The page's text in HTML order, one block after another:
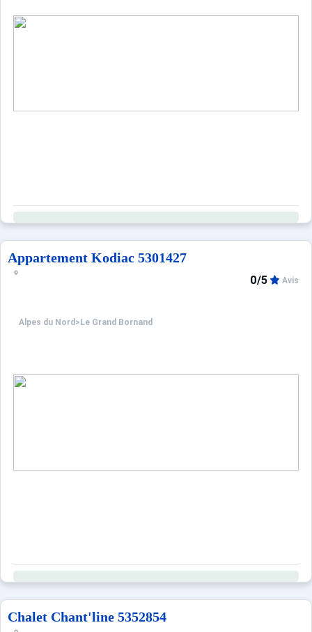
Appartement Kodiac 5301427
Alpes du Nord > Le Grand Bornand
0/5 Avis
Chalet Chant'line 5352854